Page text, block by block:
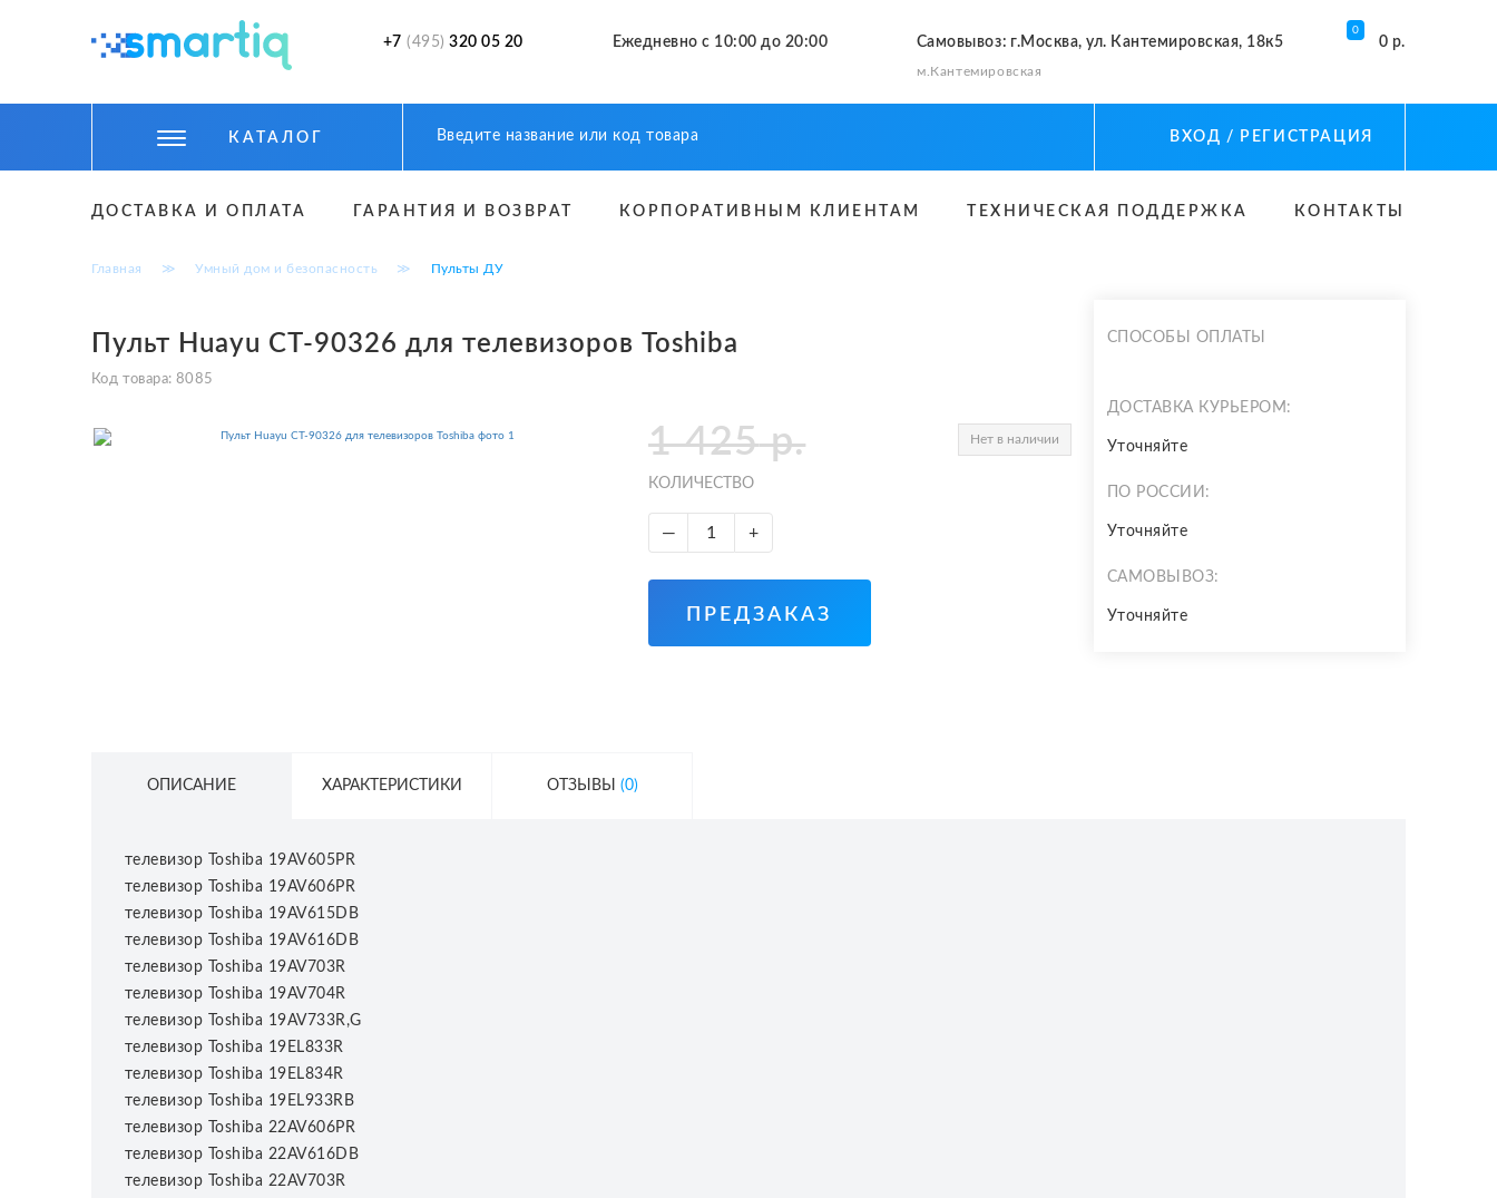
+7 (495) 320 05 20 Ежедневно с 10:00 до 20:00 Самовывоз: г.Москва, ул. Кантемировская, 18к5
м.Кантемировская
0
0 р.
КАТАЛОГ
ТОВАРЫ ДЛЯ АВТО
ВХОД / РЕГИСТРАЦИЯ
ДОСТАВКА И ОПЛАТА ГАРАНТИЯ И ВОЗВРАТ КОРПОРАТИВНЫМ КЛИЕНТАМ ТЕХНИЧЕСКАЯ ПОДДЕРЖКА КОНТАКТЫ
Главная ≫ Умный дом и безопасность ≫ Пульты ДУ
Пульт Huayu CT-90326 для телевизоров Toshiba
Код товара: 8085
1 425р. Нет в наличии
КОЛИЧЕСТВО
— +
ПРЕДЗАКАЗ
СПОСОБЫ ОПЛАТЫ
ДОСТАВКА КУРЬЕРОМ:
Уточняйте
ПО РОССИИ:
Уточняйте
САМОВЫВОЗ:
Уточняйте
ОПИСАНИЕ ХАРАКТЕРИСТИКИ ОТЗЫВЫ (0)
телевизор Toshiba 19AV605PR
телевизор Toshiba 19AV606PR
телевизор Toshiba 19AV615DB
телевизор Toshiba 19AV616DB
телевизор Toshiba 19AV703R
телевизор Toshiba 19AV704R
телевизор Toshiba 19AV733R,G
телевизор Toshiba 19EL833R
телевизор Toshiba 19EL834R
телевизор Toshiba 19EL933RB
телевизор Toshiba 22AV606PR
телевизор Toshiba 22AV616DB
телевизор Toshiba 22AV703R